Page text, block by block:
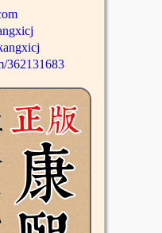
362131683